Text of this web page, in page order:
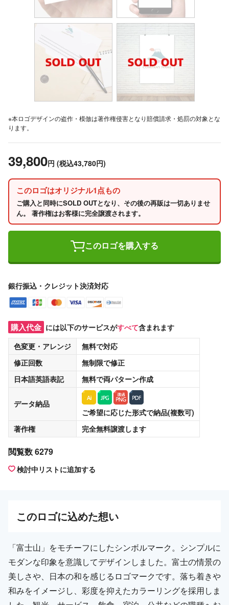
※本ロゴデザインの盗作・模倣は著作権侵害となり賠償請求・処罰の対象とな
ります。
39,800円 (税込43,780円)
このロゴはオリジナル1点もの
ご購入と同時にSOLD OUTとなり、その後の再販は一切ありませ
ん。 著作権はお客様に完全譲渡されます。
このロゴを購入する
銀行振込・クレジット決済対応
購入代金 には以下のサービスがすべて含まれます
色変更・アレンジ
無料で対応
修正回数
無制限で修正
日本語英語表記
無料で両パターン作成
データ納品
ご希望に応じた形式で納品(複数可)
著作権
完全無料譲渡します
閲覧数 6279
検討中リストに追加する
このロゴに込めた想い
「富士山」をモチーフにしたシンボルマーク。シンプルに
モダンな印象を意識してデザインしました。富士の情景の
美しさや、日本の和を感じるロゴマークです。落ち着きや
和みをイメージし、彩度を抑えたカラーリングを採用しま